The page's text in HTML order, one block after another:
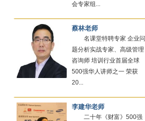
会专家组...
蔡林老师
名课堂特聘专家 企业问
题分析实战专家、高级管理
咨询师 培训行业首届全球
500强华人讲师之一 荣获
20...
李建华老师
二十年《财富》500强